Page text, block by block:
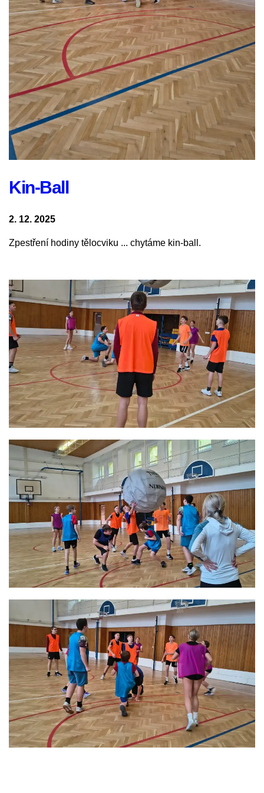
Kin-Ball
2. 12. 2025
Zpestření hodiny tělocviku ... chytáme kin-ball.